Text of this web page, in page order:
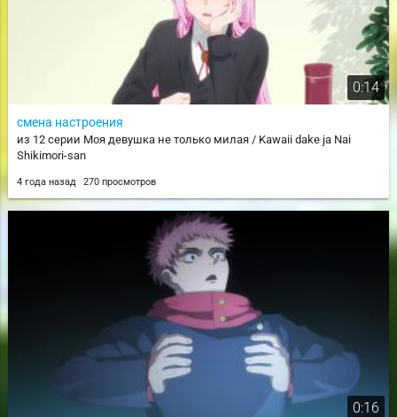
0:14
смена настроения
из 12 серии Моя девушка не только милая / Kawaii dake ja Nai
Shikimori-san
4 года назад 270 просмотров
0:16